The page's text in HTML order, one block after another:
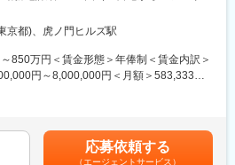
談しやすい雰囲気です！
る＞
売の専門知識を身につけるために、登録販
ただきます。（取得率90％以上）
ぐ医療プラットフォームの開発・運営を行
現場に近い立場で、プロジェクトを着実
としての役割を期待しています。
テムネットワークでは、「なの花薬局」チ
自ら選択できる社会」の実現を目指し、患
都 受動喫煙対策：敷地内全面禁煙変更の範
（リモートワーク含む）
京都)、虎ノ門ヒルズ駅
850万円＜賃金形態＞年俸制＜賃金内訳＞
円～8,000,000円＜月額＞583,333円
固定手当を含めた表記です。
応募依頼する
（エージェントサービス）